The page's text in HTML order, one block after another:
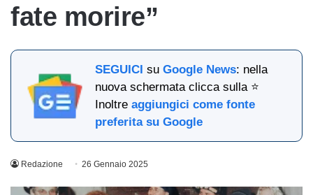
fate morire”
SEGUICI suGoogle News: nella
nuova schermata clicca sulla ⭐
Inoltreaggiungici come fonte
preferita su Google
Redazione 26 Gennaio 2025